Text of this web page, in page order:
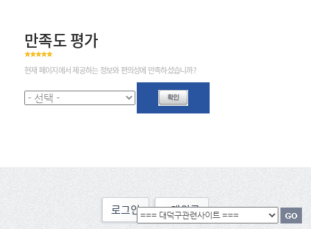
만족도 평가
현재 페이지에서 제공하는 정보와 편의성에 만족하셨습니까?
로그인 맨위로